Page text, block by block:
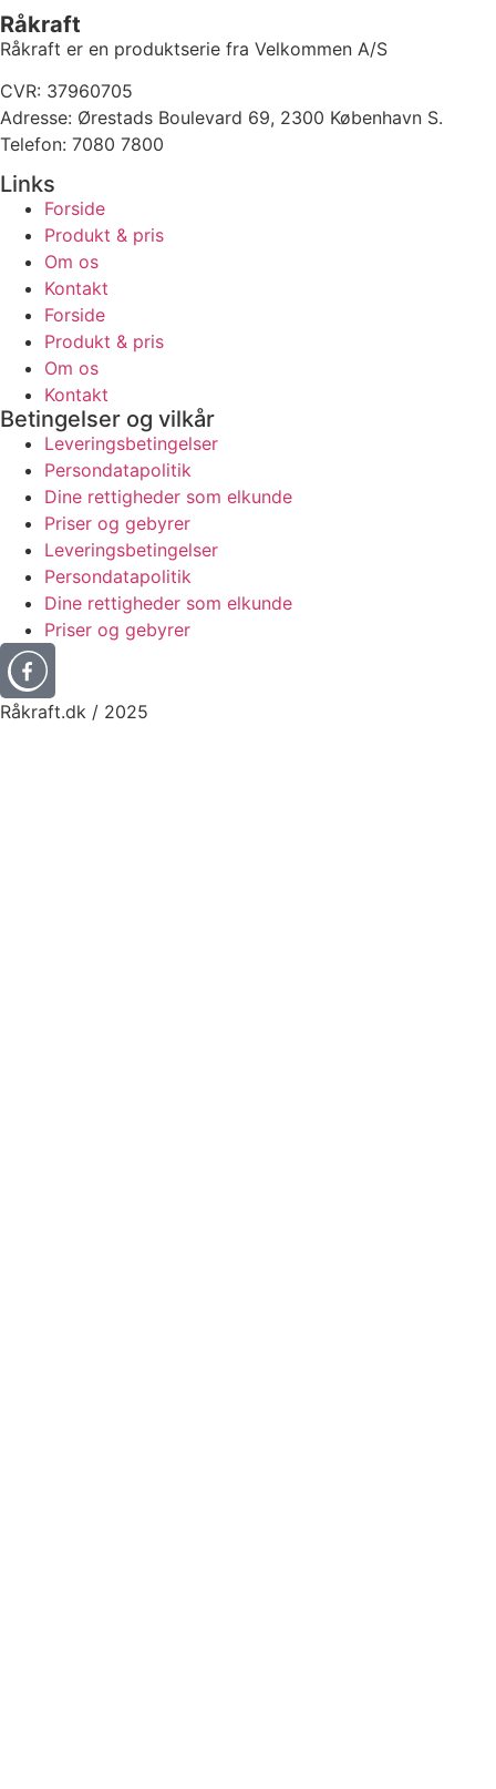
Råkraft
Råkraft er en produktserie fra Velkommen A/S
CVR: 37960705
Adresse: Ørestads Boulevard 69, 2300 København S.
Telefon: 7080 7800
Links
Forside
Produkt & pris
Om os
Kontakt
Forside
Produkt & pris
Om os
Kontakt
Betingelser og vilkår
Leveringsbetingelser
Persondatapolitik
Dine rettigheder som elkunde
Priser og gebyrer
Leveringsbetingelser
Persondatapolitik
Dine rettigheder som elkunde
Priser og gebyrer
Råkraft.dk / 2025